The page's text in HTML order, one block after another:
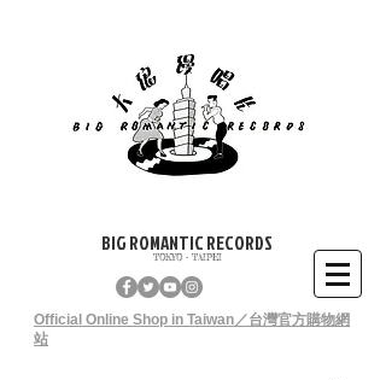
BIG ROMANTIC RECORDS
TOKYO - TAIPEI
Official Online Shop in Taiwan／台灣官方購物網
站